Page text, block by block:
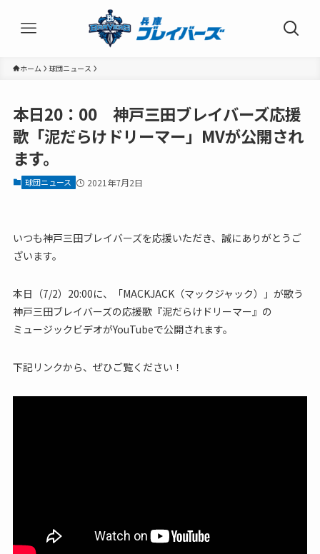
ホーム 球団ニュース
本日20：00 神戸三田ブレイバーズ応援
歌「泥だらけドリーマー」MVが公開され
ます。
球団ニュース 2021年7月2日
いつも神戸三田ブレイバーズを応援いただき、誠にありがとうご
ざいます。
本日（7/2）20:00に、「MACKJACK（マックジャック）」が歌う
神戸三田ブレイバーズの応援歌『泥だらけドリーマー』の
ミュージックビデオがYouTubeで公開されます。
下記リンクから、ぜひご覧ください！